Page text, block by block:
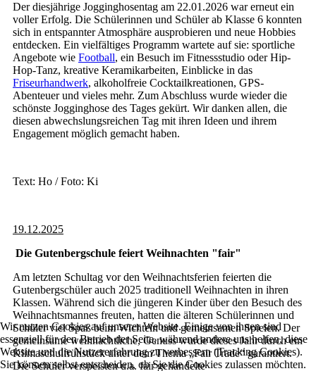
Der diesjährige Jogginghosentag am 22.01.2026 war erneut ein
voller Erfolg. Die Schülerinnen und Schüler ab Klasse 6 konnten
sich in entspannter Atmosphäre ausprobieren und neue Hobbies
entdecken. Ein vielfältiges Programm wartete auf sie: sportliche
Angebote wie Football, ein Besuch im Fitnessstudio oder Hip-
Hop-Tanz, kreative Keramikarbeiten, Einblicke in das
Friseurhandwerk, alkoholfreie Cocktailkreationen, GPS-
Abenteuer und vieles mehr. Zum Abschluss wurde wieder die
schönste Jogginghose des Tages gekürt. Wir danken allen, die
diesen abwechslungsreichen Tag mit ihren Ideen und ihrem
Engagement möglich gemacht haben.
Text: Ho / Foto: Ki
19.12.2025
Die Gutenbergschule feiert Weihnachten "fair"
Am letzten Schultag vor den Weihnachtsferien feierten die
Gutenbergschüler auch 2025 traditionell Weihnachten in ihren
Klassen. Während sich die jüngeren Kinder über den Besuch des
Weihnachtsmannes freuten, hatten die älteren Schülerinnen und
Schüler viel Spaß beim Wichteln und gemeinsamen Spielen. Der
gemeinsame weihnachtliche, Genuss wurde dieses Jahr durch ein
Klimaschulfrühstück unter dem Thema „Fair Trade“ garantiert.
Die Schüler verspeisten u.a. fair gehandelte
Wir nutzen Cookies auf unserer Website. Einige von ihnen sind
essenziell für den Betrieb der Seite, während andere uns helfen, diese
Website und die Nutzererfahrung zu verbessern (Tracking Cookies).
Sie können selbst entscheiden, ob Sie die Cookies zulassen möchten.